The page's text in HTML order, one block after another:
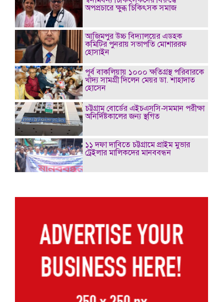
অপপ্রচারে ক্ষুব্ধ চিকিৎসক সমাজ
আজিমপুর উচ্চ বিদ্যালয়ের এডহক
কমিটির পুনরায় সভাপতি মোশাররফ
হোসাইন
পূর্ব বাকলিয়ায় ১০০০ ক্ষতিগ্রস্থ পরিবারকে
খাদ্য সামগ্রী দিলেন মেয়র ডা. শাহাদাত
হোসেন
চট্টগ্রাম বোর্ডের এইচএসসি-সমমান পরীক্ষা
অনির্দিষ্টকালের জন্য স্থগিত
১১ দফা দাবিতে চট্টগ্রামে প্রাইম মুভার
ট্রেইলার মালিকদের মানববন্ধন